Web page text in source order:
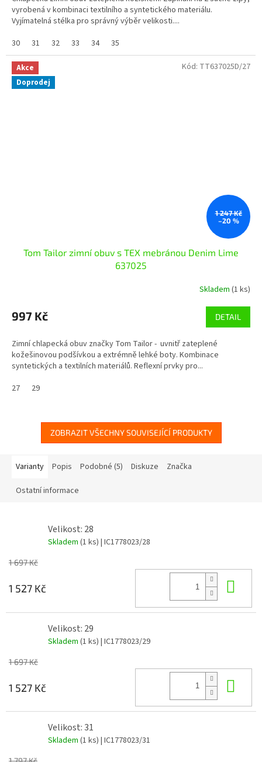
vyrobená v kombinaci textilního a syntetického materiálu.
Vyjímatelná stélka pro správný výběr velikosti....
30
31 32 33 34 35
Akce
Doprodej
1 247 Kč
–20 %
Tom Tailor zimní obuv s TEX mebránou Denim Lime
637025
Skladem (1 ks)
997 Kč DETAIL
Zimní chlapecká obuv značky Tom Tailor - uvnitř zateplené
kožešinovou podšívkou a extrémně lehké boty. Kombinace
syntetických a textilních materiálů. Reflexní prvky pro...
27
29
Kód: TT637025D/27
ZOBRAZIT VŠECHNY SOUVISEJÍCÍ PRODUKTY
Varianty Popis Podobné (5) Diskuze Značka
Ostatní informace
Velikost: 28
Skladem (1 ks) | IC1778023/28
1 697 Kč
1 527 Kč
Velikost: 29
Skladem (1 ks) | IC1778023/29
1 697 Kč
1 527 Kč
Velikost: 31
Skladem (1 ks) | IC1778023/31